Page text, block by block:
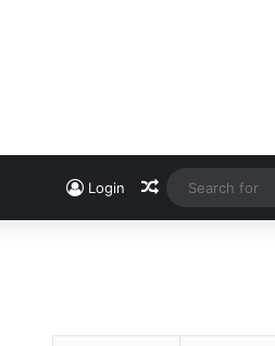
Login Random Article